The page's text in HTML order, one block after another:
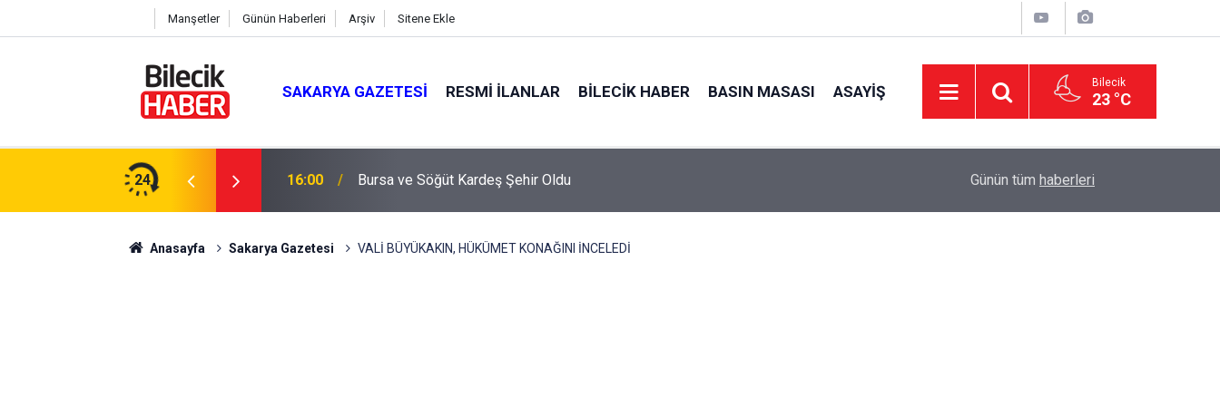
Manşetler Günün Haberleri Arşiv Sitene Ekle
SAKARYA GAZETESI RESMI İLANLAR BILECIK HABER BASIN MASASI ASAYIŞ Bilecik
23 °C
24
Teminat Tamamlandı 16:00 Bursa ve Söğüt Kardeş Şehir Oldu Müftü Arpacı Yaz Kur'an Kurslarını Ziyaret Etti
Günün tüm haberleri
Anasayfa Sakarya Gazetesi VALİ BÜYÜKAKIN, HÜKÜMET KONAĞINI İNCELEDİ